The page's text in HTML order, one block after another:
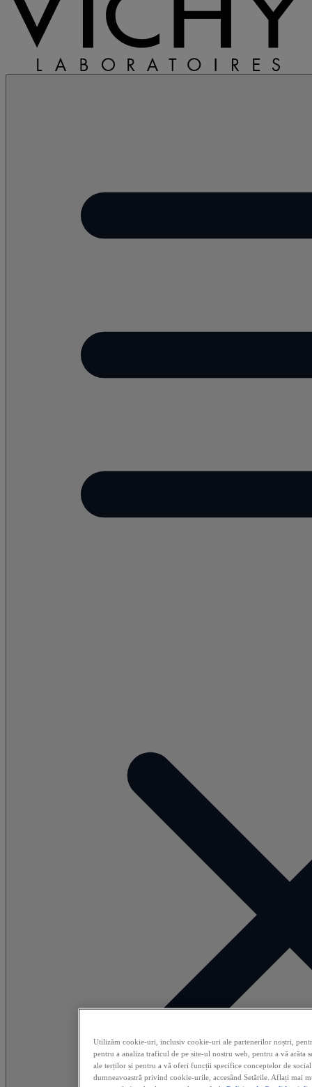
Utilizăm cookie-uri, inclusiv cookie-uri ale partenerilor noștri,
pentru a analiza traficul de pe site-ul nostru web, pentru a vă arăta
ale terților și pentru a vă oferi funcții specifice conceptelor de
dumneavoastră privind cookie-urile, accesând Setările. Aflați mai